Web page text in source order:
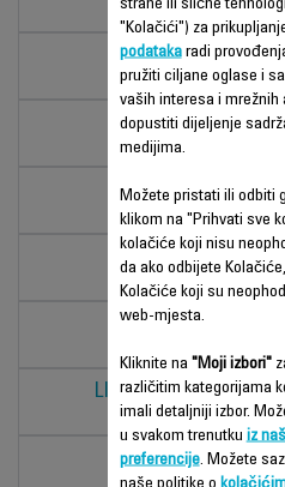
LISS &
OPTILISS
GLAM LISS 2 U
LISS & CURL
CRIMPER
strane ili slične
"Kolačići") za
podatakaradi
pružiti ciljane oglase i
vaših interesa i mrežnih
dopustiti dijeljenje
medijima.
Možete pristati ili odbiti
klikom na "Prihvati sve
kolačiće koji nisu
da ako odbijete
Kolačiće koji su
web-mjesta.
Kliknite na "Moji izbori"
različitim kategorijama
imali detaljniji izbor.
u svakom trenutku iz
preferencije. Možete